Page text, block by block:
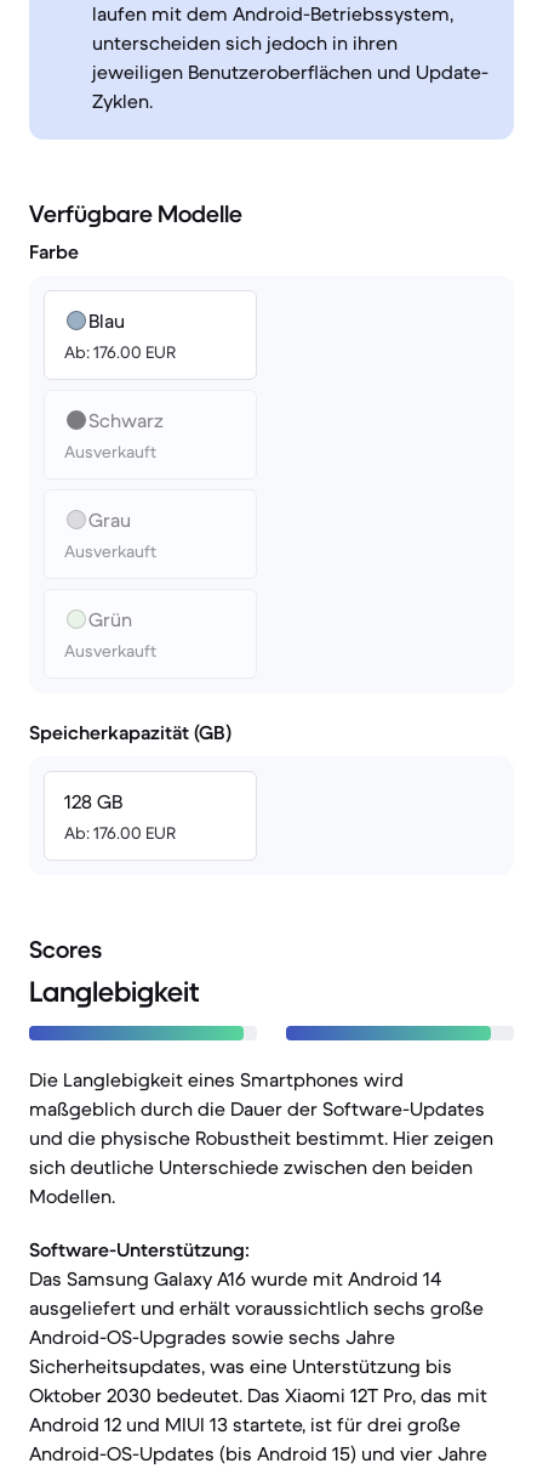
laufen mit dem Android-Betriebssystem,
unterscheiden sich jedoch in ihren
jeweiligen Benutzeroberflächen und Update-
Zyklen.
Verfügbare Modelle
Farbe
Blau
Ab: 176.00 EUR
Schwarz
Ausverkauft
Grau
Ausverkauft
Grün
Ausverkauft
Speicherkapazität (GB)
128 GB
Ab: 176.00 EUR
Scores
Langlebigkeit
Die Langlebigkeit eines Smartphones wird
maßgeblich durch die Dauer der Software-Updates
und die physische Robustheit bestimmt. Hier zeigen
sich deutliche Unterschiede zwischen den beiden
Modellen.
Software-Unterstützung:
Das Samsung Galaxy A16 wurde mit Android 14
ausgeliefert und erhält voraussichtlich sechs große
Android-OS-Upgrades sowie sechs Jahre
Sicherheitsupdates, was eine Unterstützung bis
Oktober 2030 bedeutet. Das Xiaomi 12T Pro, das mit
Android 12 und MIUI 13 startete, ist für drei große
Android-OS-Updates (bis Android 15) und vier Jahre